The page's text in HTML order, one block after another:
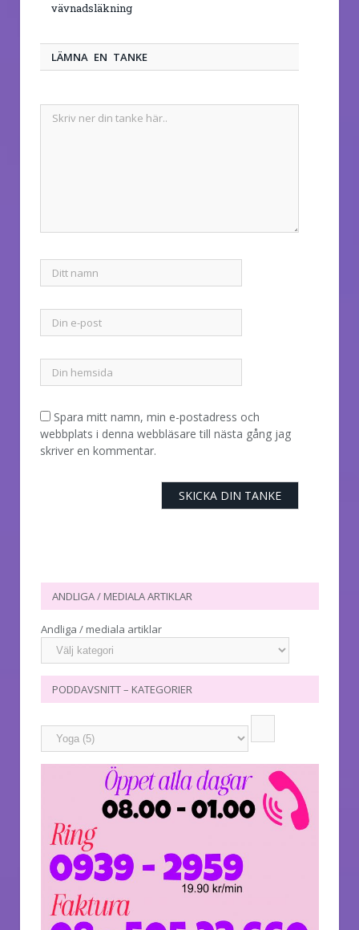
vävnadsläkning
LÄMNA EN TANKE
Spara mitt namn, min e-postadress och
webbplats i denna webbläsare till nästa gång jag
skriver en kommentar.
ANDLIGA / MEDIALA ARTIKLAR
Andliga / mediala artiklar
PODDAVSNITT – KATEGORIER